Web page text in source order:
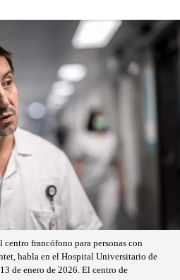
centro francófono para personas con
habla en el Hospital Universitario de
de enero de 2026. El centro de